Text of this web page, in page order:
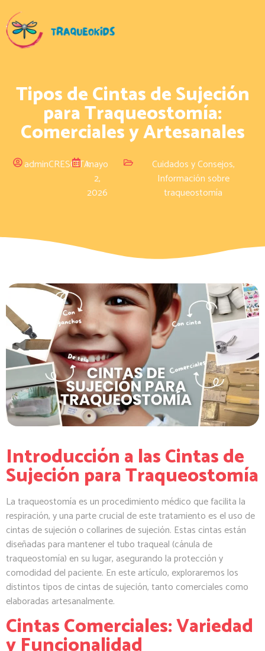
Tipos de Cintas de Sujeción
para Traqueostomía:
Comerciales y Artesanales
adminCRESCITAmayo
2,
2026
Cuidados y Consejos,
Información sobre
traqueostomía
Introducción a las Cintas de
Sujeción para Traqueostomía
La traqueostomía es un procedimiento médico que facilita la
respiración, y una parte crucial de este tratamiento es el uso de
cintas de sujeción o collarines de sujeción. Estas cintas están
diseñadas para mantener el tubo traqueal (cánula de
traqueostomía) en su lugar, asegurando la protección y
comodidad del paciente. En este artículo, exploraremos los
distintos tipos de cintas de sujeción, tanto comerciales como
elaboradas artesanalmente.
Cintas Comerciales: Variedad